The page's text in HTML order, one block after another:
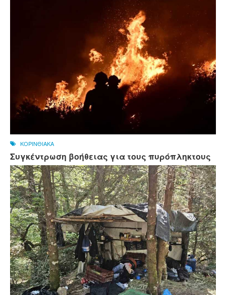
ΚΟΡΙΝΘΙΑΚΑ
Συγκέντρωση βοήθειας για τους πυρόπληκτους